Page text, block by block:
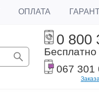
ОПЛАТА
0 800
067 301